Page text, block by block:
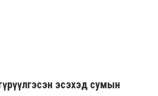
эсэхэд сумын